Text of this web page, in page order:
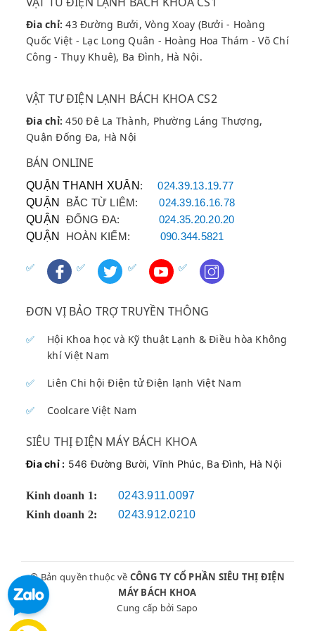
Cam Kết Dịch VụSửa
Chữa Uy TínTại Hà Nội
Chúng tôi đặt sự an toàn và chất lượng lên
bụi uy tín(sửa Atlantic) theo tiêu chuẩn cao:
nơi kiểm tra sự cố.
Báo Giá Công Khai:
Chi phí minh bạch,
không phụ phí ẩn.
Bảo Hành Dài Hạn:
Bảo hành cho linh kiện
thay thế và công việc sửa chữa.
Tác Phong Chuyên Nghiệp: Đội ngũ
máy hút bụi chuyên nghiệp
và lịch sự.
Thông Tin Liên Hệ Nhanh
DỊCH VỤ SỬA CHỮA 24/7
45 Đường Bưởi (Vòng Xoay Bưởi - Hoàng
máy hút bụichuyên nghiệp
Đia chỉ: 43 Đường Bưởi, Vòng Xoay (Bưởi - Hoàng
Quốc Việt - Lạc Long Quân - Hoàng Hoa Thám - Võ Chí
Công - Thụy Khuê), Ba Đình, Hà Nội.
VẬT TƯ ĐIỆN LẠNH BÁCH KHOA CS2
Đia chỉ: 450 Đê La Thành, Phường Láng Thượng,
Quận Đống Đa, Hà Nội
BÁN ONLINE
QUẬN THANH XUÂN :024.39.13.19.77
QUẬN BẮC TỪ LIÊM:024.39.16.16.78
QUẬN ĐỐNG ĐA: 024.35.20.20.20
QUẬN HOÀN KIẾM: 090.344.5821
ĐƠN VỊ BẢO TRỢ TRUYỀN THÔNG
Hội Khoa học và Kỹ thuật Lạnh & Điều hòa Không
khí Việt Nam
Liên Chi hội Điện tử Điện lạnh Việt Nam
Coolcare Việt Nam
SIÊU THỊ ĐIỆN MÁY BÁCH KHOA
Đia chỉ : 546 Đường Bười, Vĩnh Phúc, Ba Đình, Hà Nội
Kinh doanh 1:
0243.911.0097
Kinh doanh 2:
0243.912.0210
© Bản quyền thuộc về CÔNG TY CỔ PHẦN SIÊU THỊ ĐIỆN
MÁY BÁCH KHOA
Cung cấp bởi Sapo